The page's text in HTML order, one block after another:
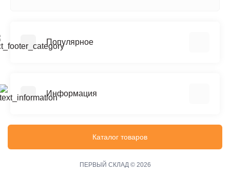
Популярное
Архивные стеллажи (до 150 кг на полку)
Информация
Политика конфиденциальности
Информация о доставке
Каталог товаров
ПЕРВЫЙ СКЛАД © 2026